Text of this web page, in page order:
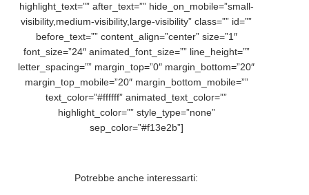
highlight_text=”” after_text=”” hide_on_mobile=”small-
visibility,medium-visibility,large-visibility” class=”” id=””
before_text=”” content_align=”center” size=”1″
font_size=”24″ animated_font_size=”” line_height=””
letter_spacing=”” margin_top=”0″ margin_bottom=”20″
margin_top_mobile=”20″ margin_bottom_mobile=””
text_color=”#ffffff” animated_text_color=””
highlight_color=”” style_type=”none”
sep_color=”#f13e2b”]
Potrebbe anche interessarti: